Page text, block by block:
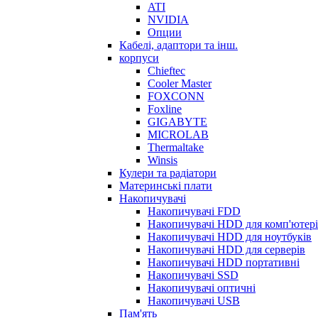
ATI
NVIDIA
Опции
Кабелі, адаптори та інш.
корпуси
Chieftec
Cooler Master
FOXCONN
Foxline
GIGABYTE
MICROLAB
Thermaltake
Winsis
Кулери та радіатори
Материнські плати
Накопичувачі
Накопичувачі FDD
Накопичувачі HDD для
Накопичувачі HDD для ноутбуків
Накопичувачі HDD для серверів
Накопичувачі HDD портативні
Накопичувачі SSD
Накопичувачі оптичні
Накопичувачі USB
Пам'ять